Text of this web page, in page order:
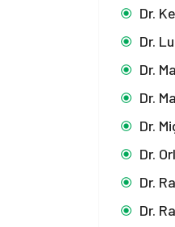
Dr.
Dr.
Dr.
Dr.
Dr.
Dr.
Dr.
Dr.